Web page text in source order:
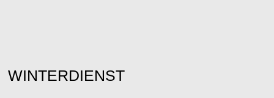
WINTERDIENST